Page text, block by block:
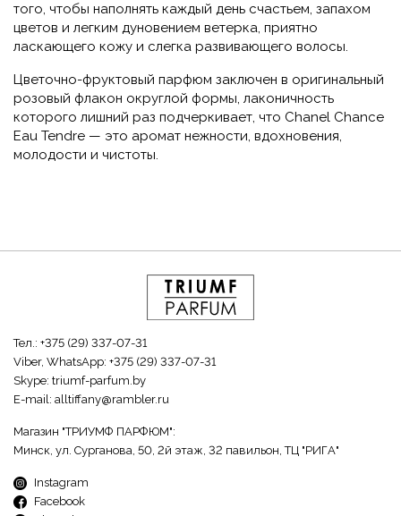
того, чтобы наполнять каждый день счастьем, запахом
цветов и легким дуновением ветерка, приятно
ласкающего кожу и слегка развивающего волосы.
Цветочно-фруктовый парфюм заключен в оригинальный
розовый флакон округлой формы, лаконичность
которого лишний раз подчеркивает, что Chanel Chance
Eau Tendre — это аромат нежности, вдохновения,
молодости и чистоты.
Тел.: +375 (29) 337-07-31
Viber, WhatsApp: +375 (29) 337-07-31
Skype: triumf-parfum.by
E-mail: alltiffany@rambler.ru
Магазин "ТРИУМФ ПАРФЮМ":
Минск, ул. Сурганова, 50, 2й этаж, 32 павильон, ТЦ "РИГА"
Instagram
Facebook